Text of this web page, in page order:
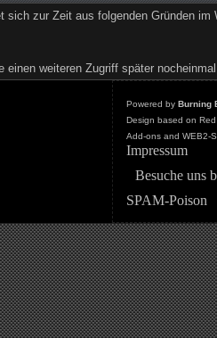
sich zur Zeit aus folgenden Gründen im
einen weiteren Zugriff später
Powered by Burning
Design based on
Add-ons and WEB2-
Impressum
Besuche uns
SPAM-Poison